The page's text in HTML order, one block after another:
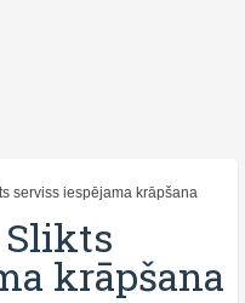
serviss iespējama krāpšana
Slikts
krāpšana